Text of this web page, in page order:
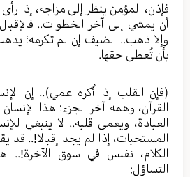
فإذن، المؤمن ينظر إلى مزاجه، إذا
أن يمشي إلى آخر الخطوات..
وإلا ذهب.. الضيف إن لم تكرمه؛
بأن تُعطى حقها.
(فإن القلب إذا أُكره عمي).. إن
القرآن، وهمه آخر الجزء؛ هذا
العبادة، ويعمى قلبه.. لا ينبغي
المستحبات، إذا لم يجد إقبالا!.. قد
الكلام، نفلس في سوق الآخرة!..
التساؤل: